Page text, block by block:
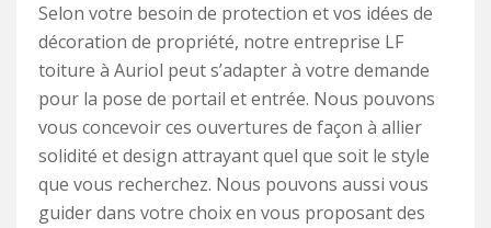
Selon votre besoin de protection et vos idées de
décoration de propriété, notre entreprise LF
toiture à Auriol peut s’adapter à votre demande
pour la pose de portail et entrée. Nous pouvons
vous concevoir ces ouvertures de façon à allier
solidité et design attrayant quel que soit le style
que vous recherchez. Nous pouvons aussi vous
guider dans votre choix en vous proposant des